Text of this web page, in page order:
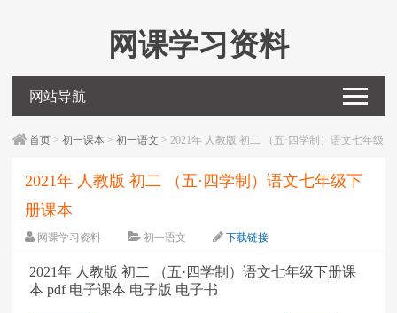
网课学习资料
网站导航
首页 >初一课本 >初一语文 > 2021年 人教版 初二 （五·四学制）语文七年级
2021年 人教版 初二 （五·四学制）语文七年级下
册课本
网课学习资料 初一语文
下载链接
2021年 人教版 初二 （五·四学制）语文七年级下册课
本 pdf 电子课本 电子版 电子书